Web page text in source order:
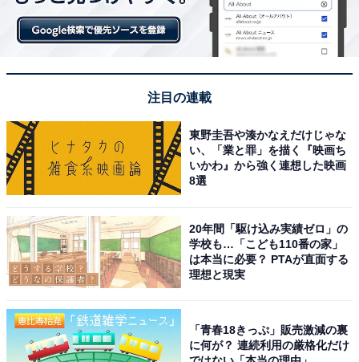
注目の連載
東野圭吾や湊かなえだけじゃな
い、「業と罪」を描く『映画ち
いかわ』から強く連想した映画
8選
20年間「駆け込み実績ゼロ」の
学校も…「こども110番の家」
は本当に必要？ PTAが直面する
理想と現実
「青春18きっぷ」販売激減の裏
に何が？ 連続利用の厳格化だけ